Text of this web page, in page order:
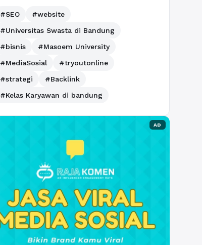
#SEO
#website
#Universitas Swasta di Bandung
#bisnis
#Masoem University
#MediaSosial
#tryoutonline
#strategi
#Backlink
#Kelas Karyawan di bandung
AD